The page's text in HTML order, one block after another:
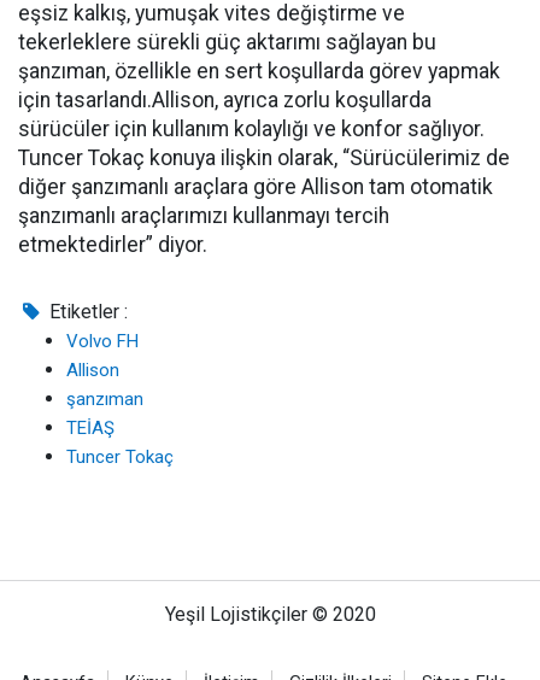
eşsiz kalkış, yumuşak vites değiştirme ve
tekerleklere sürekli güç aktarımı sağlayan bu
şanzıman, özellikle en sert koşullarda görev yapmak
için tasarlandı.Allison, ayrıca zorlu koşullarda
sürücüler için kullanım kolaylığı ve konfor sağlıyor.
Tuncer Tokaç konuya ilişkin olarak, “Sürücülerimiz de
diğer şanzımanlı araçlara göre Allison tam otomatik
şanzımanlı araçlarımızı kullanmayı tercih
etmektedirler” diyor.
Etiketler :
Volvo FH
Allison
şanzıman
TEİAŞ
Tuncer Tokaç
Yeşil Lojistikçiler © 2020